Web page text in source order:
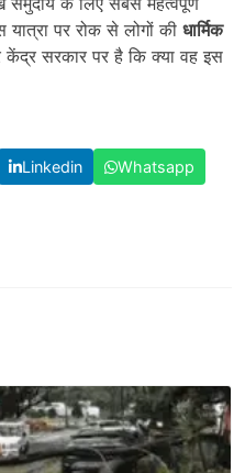
पर रोक से लोगों की धार्मिक
सरकार पर है कि क्या वह इस
Linkedin
Whatsapp